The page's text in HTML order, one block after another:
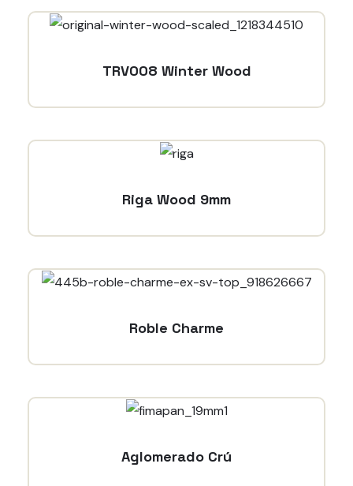
TRV008 Winter Wood
Riga Wood 9mm
Roble Charme
Aglomerado Crú